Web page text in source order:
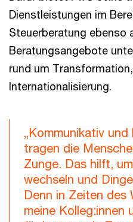
Dienstleistungen im
Steuerberatung ebenso
Beratungsangebote
rund um
Internationalisierung.
„Kommunikativ
tragen die
Zunge. Das hilft,
wechseln und
Denn in Zeiten des
meine Kolleg:innen